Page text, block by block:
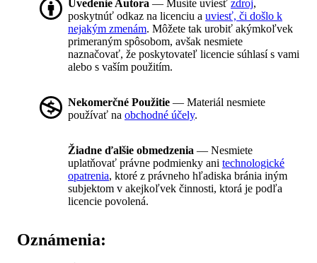
Uvedenie Autora — Musíte uviesť zdroj,
poskytnúť odkaz na licenciu a uviesť, či došlo k
nejakým zmenám. Môžete tak urobiť akýmkoľvek
primeraným spôsobom, avšak nesmiete
naznačovať, že poskytovateľ licencie súhlasí s vami
alebo s vaším použitím.
Nekomerčné Použitie — Materiál nesmiete
používať na obchodné účely.
Žiadne ďalšie obmedzenia — Nesmiete
uplatňovať právne podmienky ani technologické
opatrenia, ktoré z právneho hľadiska bránia iným
subjektom v akejkoľvek činnosti, ktorá je podľa
licencie povolená.
Oznámenia: